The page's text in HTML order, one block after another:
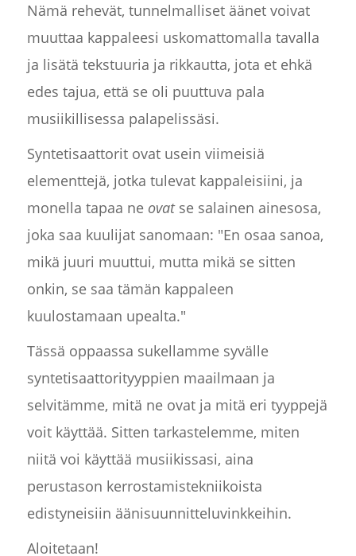
Nämä rehevät, tunnelmalliset äänet voivat
muuttaa kappaleesi uskomattomalla tavalla
ja lisätä tekstuuria ja rikkautta, jota et ehkä
edes tajua, että se oli puuttuva pala
musiikillisessa palapelissäsi.
Syntetisaattorit ovat usein viimeisiä
elementtejä, jotka tulevat kappaleisiini, ja
monella tapaa ne ovatse salainen ainesosa,
joka saa kuulijat sanomaan: "En osaa sanoa,
mikä juuri muuttui, mutta mikä se sitten
onkin, se saa tämän kappaleen
kuulostamaan upealta."
Tässä oppaassa sukellamme syvälle
syntetisaattorityyppien maailmaan ja
selvitämme, mitä ne ovat ja mitä eri tyyppejä
voit käyttää. Sitten tarkastelemme, miten
niitä voi käyttää musiikissasi, aina
perustason kerrostamistekniikoista
edistyneisiin äänisuunnitteluvinkkeihin.
Aloitetaan!